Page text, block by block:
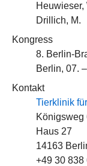
Heuwieser,
Drillich, M.
Kongress
8. Berlin-
Berlin, 07.
Kontakt
Tierklinik
Königsweg
Haus 27
14163
+49 30 838